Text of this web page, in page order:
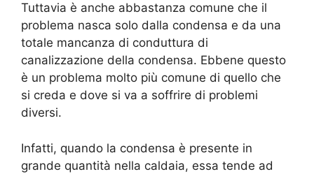
Tuttavia è anche abbastanza comune che il
problema nasca solo dalla condensa e da una
totale mancanza di conduttura di
canalizzazione della condensa. Ebbene questo
è un problema molto più comune di quello che
si creda e dove si va a soffrire di problemi
diversi.
Infatti, quando la condensa è presente in
grande quantità nella caldaia, essa tende ad